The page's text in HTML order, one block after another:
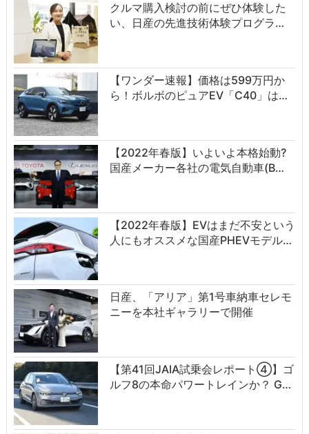
クルマ購入検討の前にぜひ体験した
い、日産の先進技術体験プログラ…
【ワンダー速報】価格は599万円か
ら！ボルボのピュアEV「C40」は…
【2022年春版】いよいよ本格始動?
国産メーカー各社の電気自動車(B…
【2022年春版】EVはまだ不安という
人にもオススメな国産PHEVモデル…
日産、「アリア」第1号車納車セレモ
ニーを本社ギャラリーで開催
【第41回JAIA試乗会レポート④】ゴ
ルフ8の本命パワートレインか？ G…